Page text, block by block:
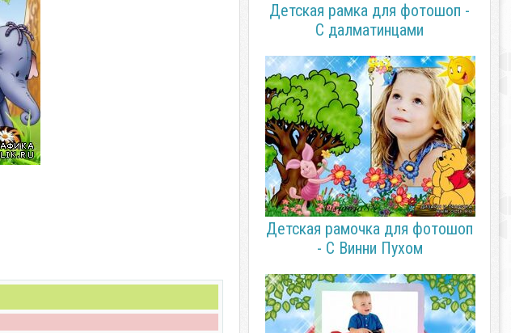
Детская рамка для фотошоп -
С далматинцами
Детская рамочка для фотошоп
- С Винни Пухом